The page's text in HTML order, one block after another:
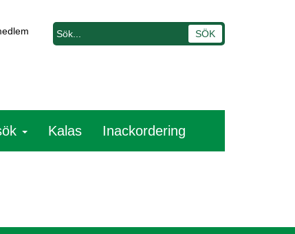
Kalas Inackordering